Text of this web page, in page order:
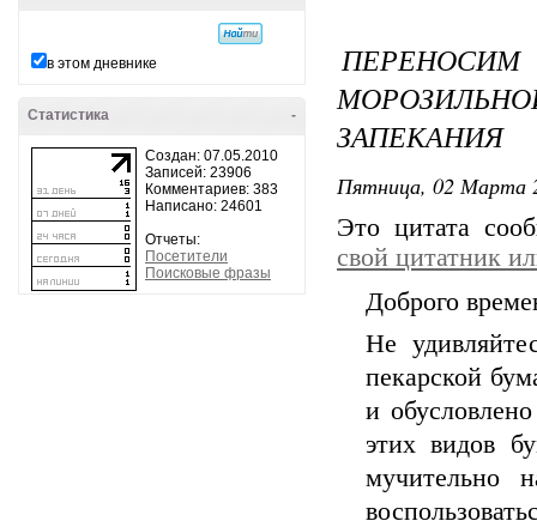
в этом дневнике
-
Статистика
Создан: 07.05.2010
Записей: 23906
Комментариев: 383
Написано: 24601
Отчеты:
Посетители
Поисковые фразы
ЗАПЕКАНИЯ
Пятница, 02 Марта
Это цитата
свой цитатник
Доброго
Не
пекарской
и
этих видов
мучительно